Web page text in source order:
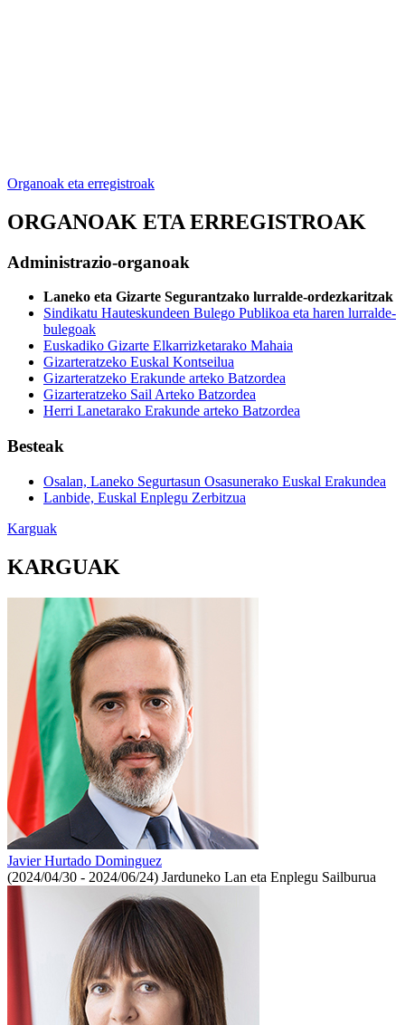
Organoak eta erregistroak
ORGANOAK ETA ERREGISTROAK
Administrazio-organoak
Laneko eta Gizarte Segurantzako lurralde-ordezkaritzak
Sindikatu Hauteskundeen Bulego Publikoa eta haren lurralde-
bulegoak
Euskadiko Gizarte Elkarrizketarako Mahaia
Gizarteratzeko Euskal Kontseilua
Gizarteratzeko Erakunde arteko Batzordea
Gizarteratzeko Sail Arteko Batzordea
Herri Lanetarako Erakunde arteko Batzordea
Besteak
Osalan, Laneko Segurtasun Osasunerako Euskal Erakundea
Lanbide, Euskal Enplegu Zerbitzua
Karguak
KARGUAK
Javier Hurtado Dominguez
(2024/04/30 - 2024/06/24) Jarduneko Lan eta Enplegu Sailburua